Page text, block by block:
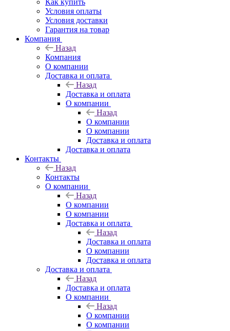
Как купить
Условия оплаты
Условия доставки
Гарантия на товар
Компания
Назад
Компания
О компании
Доставка и оплата
Назад
Доставка и оплата
О компании
Назад
О компании
О компании
Доставка и оплата
Доставка и оплата
Контакты
Назад
Контакты
О компании
Назад
О компании
О компании
Доставка и оплата
Назад
Доставка и оплата
О компании
Доставка и оплата
Доставка и оплата
Назад
Доставка и оплата
О компании
Назад
О компании
О компании